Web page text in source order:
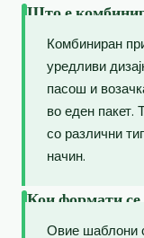
Што е
Комбиниран
уредливи
пасош и
во еден пакет.
со различни
начин.
Кои формати се
Овие шаблони